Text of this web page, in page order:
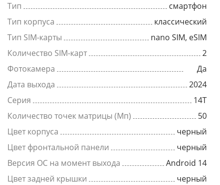
Тип
смартфон
Тип корпуса
классический
Тип SIM-карты
nano SIM, eSIM
Количество SIM-карт
2
Фотокамера
Да
Дата выхода
2024
Серия
14T
Количество точек матрицы (Мп)
50
Цвет корпуса
черный
Цвет фронтальной панели
черный
Версия ОС на момент выхода
Android 14
Цвет задней крышки
черный